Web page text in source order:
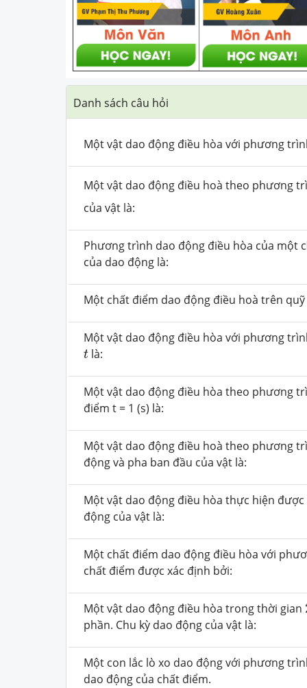
Danh sách câu hỏi
Một vật dao động điều hòa với phương
Một vật dao động điều hoà theo phương
của vật là:
Phương trình dao động điều hòa của một
của dao động là:
Một chất điểm dao động điều hoà trên quỹ
Một vật dao động điều hòa với phương
t
t là:
Một vật dao động điều hòa theo phương
điểm t = 1 (s) là:
Một vật dao động điều hoà theo phương
động và pha ban đầu của vật là:
Một vật dao động điều hòa thực hiện
động của vật là:
Một chất điểm dao động điều hòa với
chất điểm được xác định bởi:
Một vật dao động điều hòa trong thời gian
phần. Chu kỳ dao động của vật là:
Một con lắc lò xo dao động với phương
dao động của chất điểm.